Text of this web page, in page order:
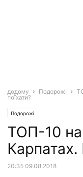
додому Подорожі
поїхати?
Подорожі
ТОП-10
Карпатах.
20:35 09.08.2018